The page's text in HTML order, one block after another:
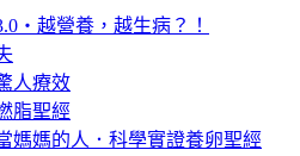
越營養，越生病？！
人療效
脂聖經
媽媽的人．科學實證養卵聖經